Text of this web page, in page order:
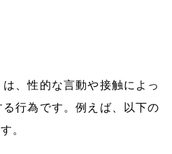
、性的な言動や接触によっ
行為です。例えば、以下の
。